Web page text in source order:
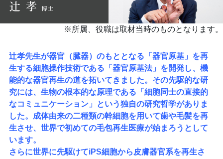
※所属、役職は取材当時のものとなります。
辻孝先生が器官（臓器）のもととなる「器官原基」を再
生する細胞操作技術である「器官原基法」を開発し、機
能的な器官再生の道を拓いてきました。その先駆的な研
究には、生物の根本的な原理である「細胞同士の直接的
なコミュニケーション」という独自の研究哲学がありま
した。成体由来の二種類の幹細胞を用いて歯や毛髪を再
生させ、世界で初めての毛包再生医療が始まろうとして
います。
さらに世界に先駆けてiPS細胞から皮膚器官系を再生さ